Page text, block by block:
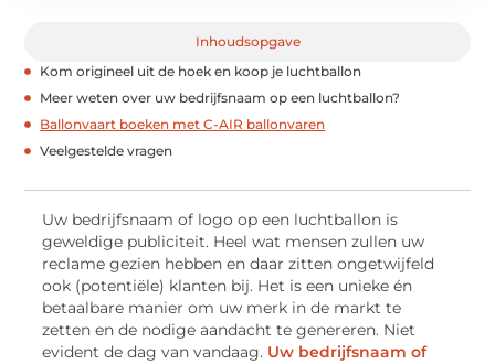
Inhoudsopgave
Kom origineel uit de hoek en koop je luchtballon
Meer weten over uw bedrijfsnaam op een luchtballon?
Ballonvaart boeken met C-AIR ballonvaren
Veelgestelde vragen
Uw bedrijfsnaam of logo op een luchtballon is
geweldige publiciteit. Heel wat mensen zullen uw
reclame gezien hebben en daar zitten ongetwijfeld
ook (potentiële) klanten bij. Het is een unieke én
betaalbare manier om uw merk in de markt te
zetten en de nodige aandacht te genereren. Niet
evident de dag van vandaag. Uw bedrijfsnaam of